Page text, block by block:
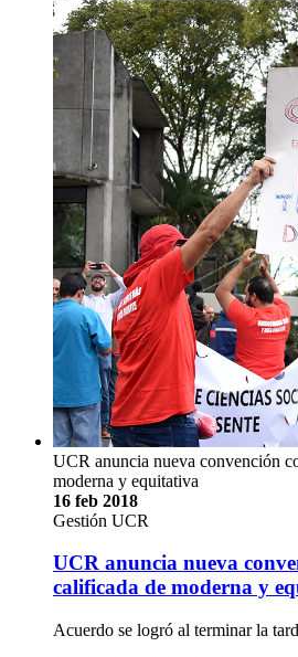
UCR anuncia nueva convención
moderna y equitativa
16 feb 2018
Gestión UCR
UCR anuncia nueva
calificada de moderna y
Acuerdo se logró al terminar la